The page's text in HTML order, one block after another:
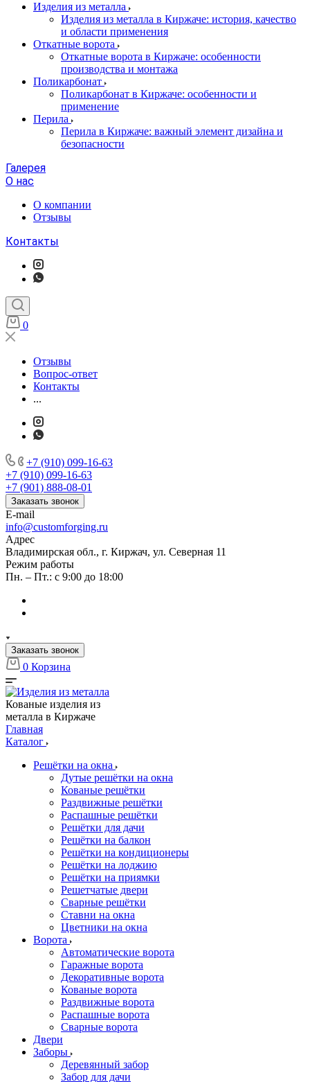
Изделия из металла
Изделия из металла в Киржаче: история, качество
и области применения
Откатные ворота
Откатные ворота в Киржаче: особенности
производства и монтажа
Поликарбонат
Поликарбонат в Киржаче: особенности и
применение
Перила
Перила в Киржаче: важный элемент дизайна и
безопасности
Галерея
О нас
О компании
Отзывы
Контакты
0
Отзывы
Вопрос-ответ
Контакты
...
+7 (910) 099-16-63
+7 (910) 099-16-63
+7 (901) 888-08-01
Заказать звонок
E-mail
info@customforging.ru
Адрес
Владимирская обл., г. Киржач, ул. Северная 11
Режим работы
Пн. – Пт.: с 9:00 до 18:00
Заказать звонок
0 Корзина
Кованые изделия из
металла в Киржаче
Главная
Каталог
Решётки на окна
Дутые решётки на окна
Кованые решётки
Раздвижные решётки
Распашные решётки
Решётки для дачи
Решётки на балкон
Решётки на кондиционеры
Решётки на лоджию
Решётки на приямки
Решетчатые двери
Сварные решётки
Ставни на окна
Цветники на окна
Ворота
Автоматические ворота
Гаражные ворота
Декоративные ворота
Кованые ворота
Раздвижные ворота
Распашные ворота
Сварные ворота
Двери
Заборы
Деревянный забор
Забор для дачи